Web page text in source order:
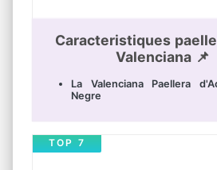
Caracteristiques
Valenciana 📌
La Valenciana Paellera
Negre
TOP 7